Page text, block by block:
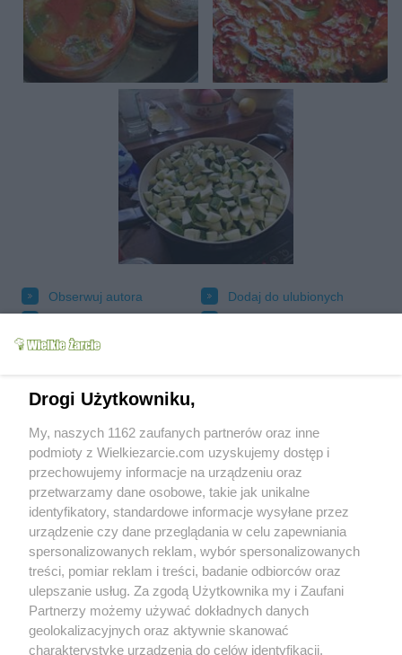
Obserwuj autora
Dodaj do ulubionych
Drukuj
Grupy: Bezmięsne Przetwory
Przetwory warzywne
Tagi:
leczo zima słoiki przetwory w
więcej tagów
Drogi Użytkowniku,
My, naszych 1162 zaufanych partnerów oraz inne
podmioty z Wielkiezarcie.com uzyskujemy dostęp i
przechowujemy informacje na urządzeniu oraz
przetwarzamy dane osobowe, takie jak unikalne
identyfikatory, standardowe informacje wysyłane przez
urządzenie czy dane przeglądania w celu zapewniania
spersonalizowanych reklam, wybór spersonalizowanych
treści, pomiar reklam i treści, badanie odbiorców oraz
ulepszanie usług. Za zgodą Użytkownika my i Zaufani
Partnerzy możemy używać dokładnych danych
geolokalizacyjnych oraz aktywnie skanować
charakterystykę urządzenia do celów identyfikacji.